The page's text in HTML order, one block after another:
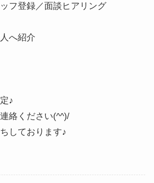
フ登録／面談ヒアリング
へ紹介
♪
絡ください(^^)/
しております♪